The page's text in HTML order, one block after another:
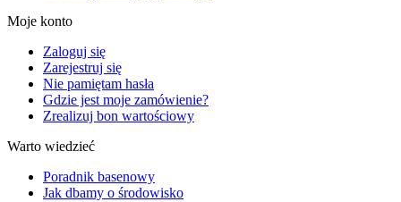
Moje konto
Zaloguj się
Zarejestruj się
Nie pamiętam hasła
Gdzie jest moje zamówienie?
Zrealizuj bon wartościowy
Warto wiedzieć
Poradnik basenowy
Jak dbamy o środowisko